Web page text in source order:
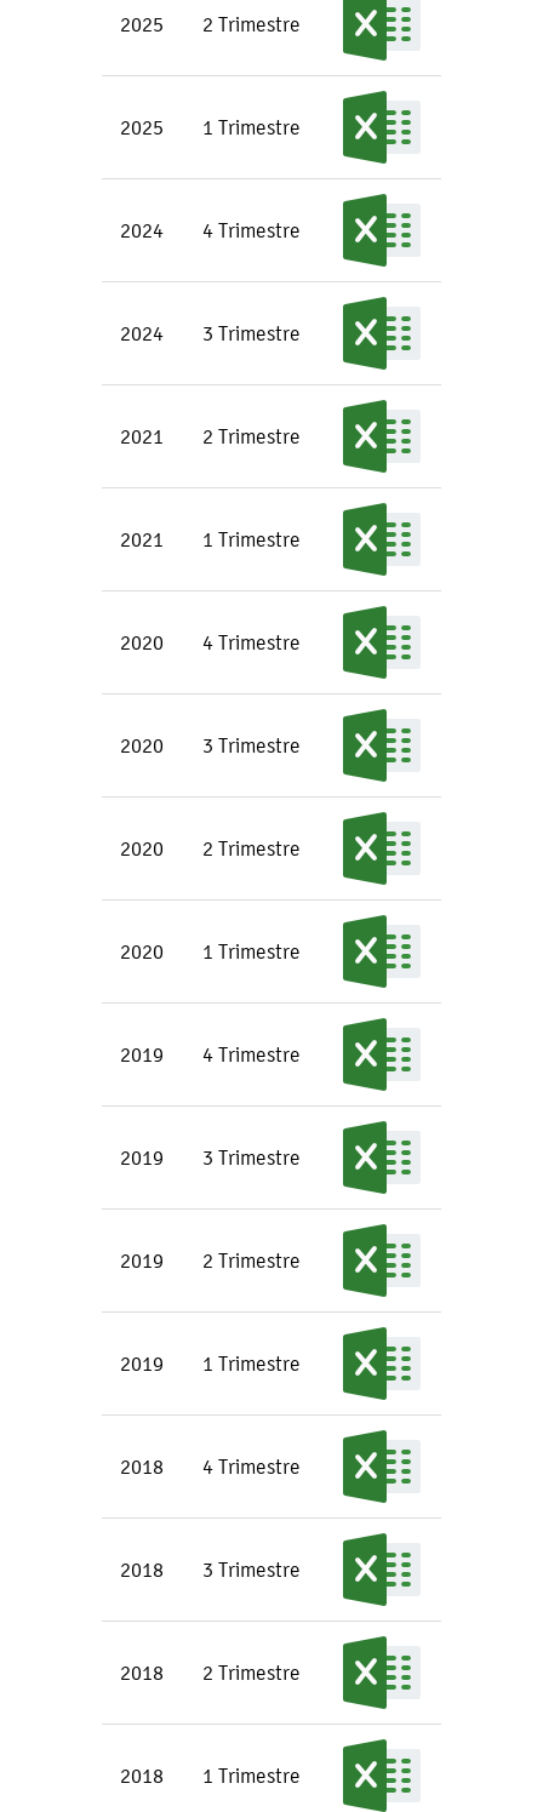
2025 2 Trimestre
2025 1 Trimestre
2024 4 Trimestre
2024 3 Trimestre
2021 2 Trimestre
2021 1 Trimestre
2020 4 Trimestre
2020 3 Trimestre
2020 2 Trimestre
2020 1 Trimestre
2019 4 Trimestre
2019 3 Trimestre
2019 2 Trimestre
2019 1 Trimestre
2018 4 Trimestre
2018 3 Trimestre
2018 2 Trimestre
2018 1 Trimestre